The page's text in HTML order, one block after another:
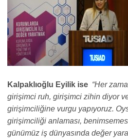
Kalpaklıoğlu Eyilik ise “Her
girişimci ruh, girişimci zihin diyor
girişimciliğine vurgu yapıyoruz.
girişimciliği anlaması,
günümüz iş dünyasında değer